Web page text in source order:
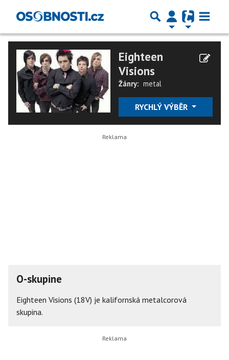
Eighteen
Visions
Žánry: metal
RYCHLÝ VÝBĚR
O-skupine
Eighteen Visions (18V) je kalifornská metalcorová
skupina.